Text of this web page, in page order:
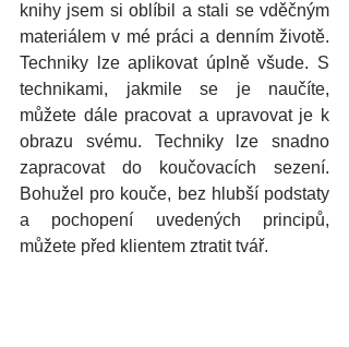
knihy jsem si oblíbil a stali se vděčným
materiálem v mé práci a denním životě.
Techniky lze aplikovat úplně všude. S
technikami, jakmile se je naučíte,
můžete dále pracovat a upravovat je k
obrazu svému. Techniky lze snadno
zapracovat do koučovacích sezení.
Bohužel pro kouče, bez hlubší podstaty
a pochopení uvedených principů,
můžete před klientem ztratit tvář.